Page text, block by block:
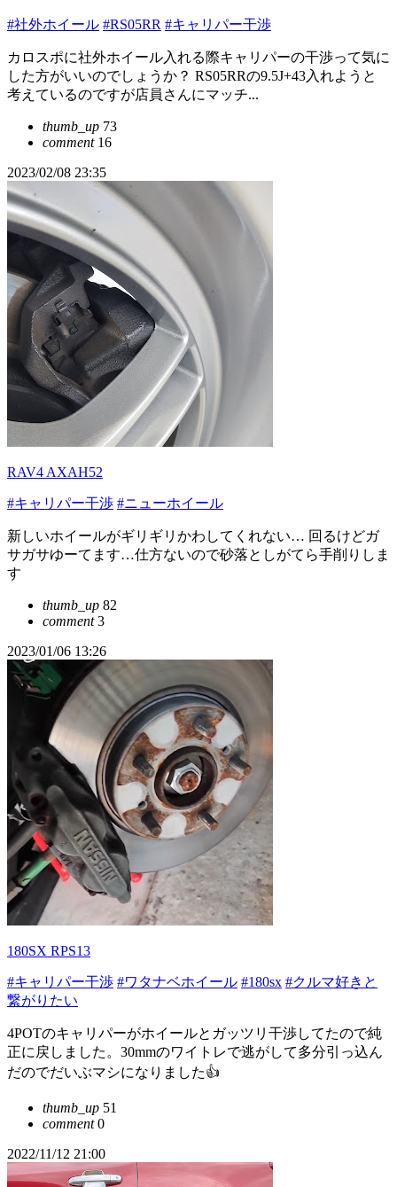
#社外ホイール #RS05RR #キャリパー干渉
カロスポに社外ホイール入れる際キャリパーの干渉って気に
した方がいいのでしょうか？ RS05RRの9.5J+43入れようと
考えているのですが店員さんにマッチ...
thumb_up 73
comment16
2023/02/08 23:35
RAV4 AXAH52
#キャリパー干渉 #ニューホイール
新しいホイールがギリギリかわしてくれない… 回るけどガ
サガサゆーてます…仕方ないので砂落としがてら手削りしま
す
thumb_up 82
comment3
2023/01/06 13:26
180SX RPS13
#キャリパー干渉 #ワタナベホイール #180sx #クルマ好きと
繋がりたい
4POTのキャリパーがホイールとガッツリ干渉してたので純
正に戻しました。30mmのワイトレで逃がして多分引っ込ん
だのでだいぶマシになりました👍
thumb_up 51
comment0
2022/11/12 21:00